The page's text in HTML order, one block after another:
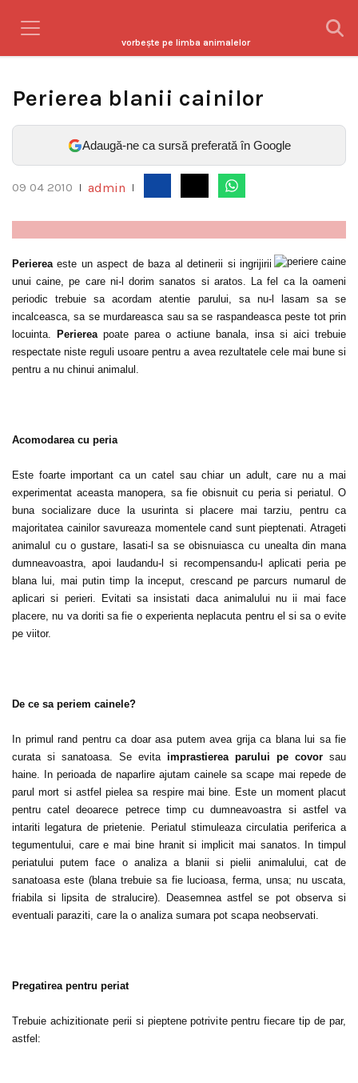
vorbeşte pe limba animalelor
Perierea blanii cainilor
Adaugă-ne ca sursă preferată în Google
09 04 2010 admin
Periereaeste un aspect de baza al detinerii si ingrijirii
unui caine, pe care ni-l dorim sanatos si aratos. La fel ca la oameni
periodic trebuie sa acordam atentie parului, sa nu-l lasam sa se
incalceasca, sa se murdareasca sau sa se raspandeasca peste tot prin
locuinta.
Periereapoate parea o actiune banala, insa si aici trebuie
respectate niste reguli usoare pentru a avea rezultatele cele mai bune si
pentru a nu chinui animalul.
Acomodarea cu peria
Este foarte important ca un catel sau chiar un adult, care nu a mai
experimentat aceasta manopera, sa fie obisnuit cu peria si periatul. O
buna socializare duce la usurinta si placere mai tarziu, pentru ca
majoritatea cainilor savureaza momentele cand sunt pieptenati. Atrageti
animalul cu o gustare, lasati-l sa se obisnuiasca cu unealta din mana
dumneavoastra, apoi laudandu-l si recompensandu-l aplicati peria pe
blana lui, mai putin timp la inceput, crescand pe parcurs numarul de
aplicari si perieri. Evitati sa insistati daca animalului nu ii mai face
placere, nu va doriti sa fie o experienta neplacuta pentru el si sa o evite
pe viitor.
De ce sa periem cainele?
In primul rand pentru ca doar asa putem avea grija ca blana lui sa fie
curata si sanatoasa. Se evita imprastierea parului pe covor sau
haine. In perioada de naparlire ajutam cainele sa scape mai repede de
parul mort si astfel pielea sa respire mai bine. Este un moment placut
pentru catel deoarece petrece timp cu dumneavoastra si astfel va
intariti legatura de prietenie. Periatul stimuleaza circulatia periferica a
tegumentului, care e mai bine hranit si implicit mai sanatos. In timpul
periatului putem face o analiza a blanii si pielii animalului, cat de
sanatoasa este (blana trebuie sa fie lucioasa, ferma, unsa; nu uscata,
friabila si lipsita de stralucire). Deasemnea astfel se pot observa si
eventuali paraziti, care la o analiza sumara pot scapa neobservati.
Pregatirea pentru periat
Trebuie achizitionate perii si pieptene potrivite pentru fiecare tip de par,
astfel: